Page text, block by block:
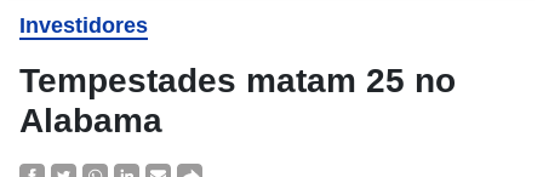
Investidores
Tempestades matam 25 no
Alabama